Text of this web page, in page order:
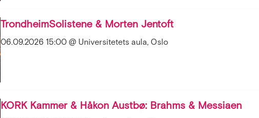
TrondheimSolistene & Morten Jentoft
06.09.2026 15:00 @ Universitetets aula, Oslo
KORK Kammer & Håkon Austbø: Brahms & Messiaen